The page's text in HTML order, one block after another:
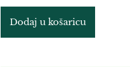
Dodaj u košaricu